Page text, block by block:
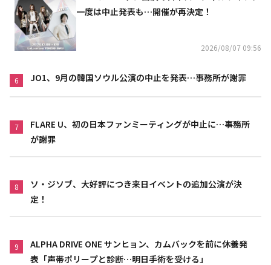
一度は中止発表も…開催が再決定！
2026/08/07 09:56
6 JO1、9月の韓国ソウル公演の中止を発表…事務所が謝罪
7
FLARE U、初の日本ファンミーティングが中止に…事務所
が謝罪
8
ソ・ジソブ、大好評につき来日イベントの追加公演が決
定！
9
ALPHA DRIVE ONE サンヒョン、カムバックを前に休養発
表「声帯ポリープと診断…明日手術を受ける」